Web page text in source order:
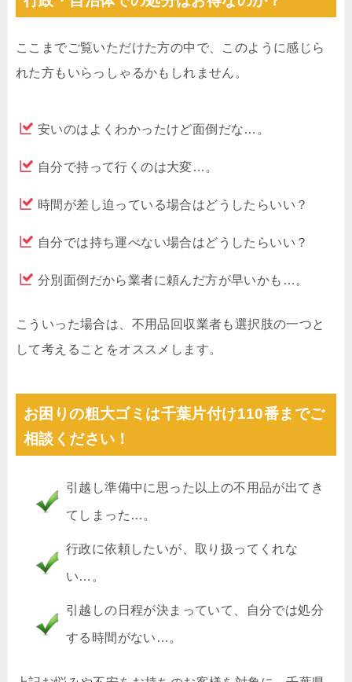
ここまでご覧いただけた方の中で、このように感じら
れた方もいらっしゃるかもしれません。
安いのはよくわかったけど面倒だな…。
自分で持って行くのは大変…。
時間が差し迫っている場合はどうしたらいい？
自分では持ち運べない場合はどうしたらいい？
分別面倒だから業者に頼んだ方が早いかも…。
こういった場合は、不用品回収業者も選択肢の一つと
して考えることをオススメします。
お困りの粗大ゴミは千葉片付け110番までご
相談ください！
引越し準備中に思った以上の不用品が出てき
てしまった…。
行政に依頼したいが、取り扱ってくれな
い…。
引越しの日程が決まっていて、自分では処分
する時間がない…。